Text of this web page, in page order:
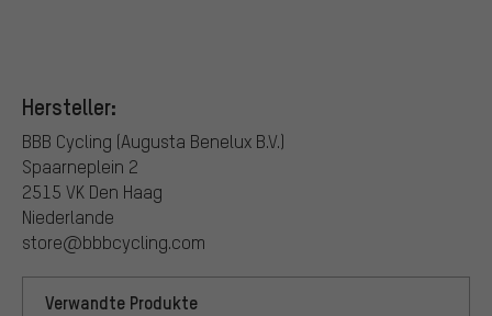
Hersteller:
BBB Cycling (Augusta Benelux B.V.)
Spaarneplein 2
2515 VK Den Haag
Niederlande
store@bbbcycling.com
Verwandte Produkte